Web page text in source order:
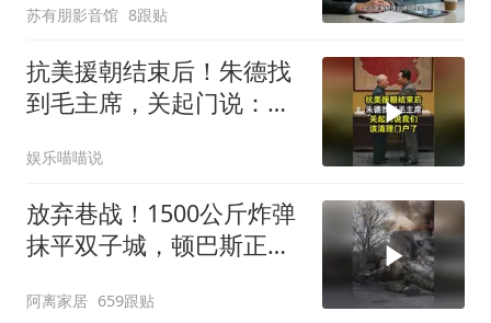
苏有朋影音馆 8跟贴
抗美援朝结束后！朱德找
到毛主席，关起门说：我
娱乐喵喵说
放弃巷战！1500公斤炸弹
抹平双子城，顿巴斯正变
阿离家居 659跟贴